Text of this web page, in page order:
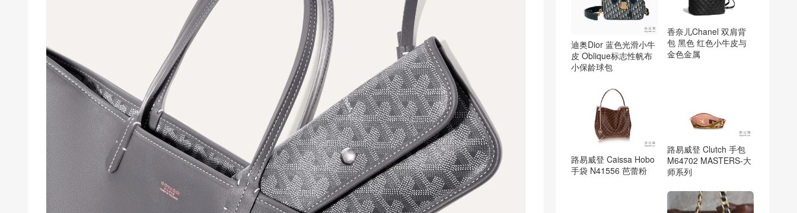
迪奥Dior 蓝色光滑小牛
皮 Oblique标志性帆布
小保龄球包
香奈儿Chanel 双肩背
包 黑色 红色小牛皮与
金色金属
路易威登 Caissa Hobo
手袋 N41556 芭蕾粉
路易威登 Clutch 手包
M64702 MASTERS-大
师系列